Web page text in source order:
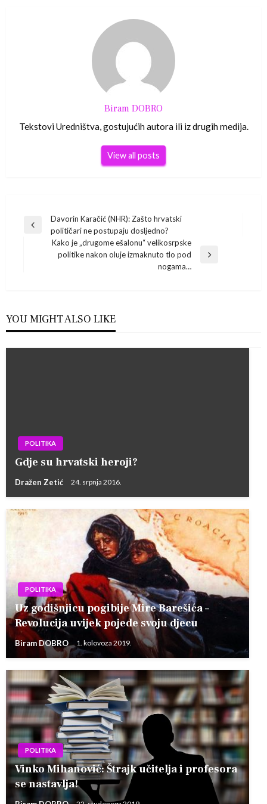
Biram DOBRO
Tekstovi Uredništva, gostujućih autora ili iz drugih medija.
View all posts
Navigacija
objava
Previous
Davorin Karačić (NHR): Zašto hrvatski
političari ne postupaju dosljedno?
Kako je „drugome ešalonu“ velikosrpske
politike nakon oluje izmaknuto tlo pod
nogama…
YOU MIGHT ALSO LIKE
POLITIKA
Gdje su hrvatski heroji?
Dražen Zetić 24. srpnja 2016.
POLITIKA
Uz godišnjicu pogibije Mire Barešića –
Revolucija uvijek pojede svoju djecu
Biram DOBRO 1. kolovoza 2019.
POLITIKA
Vinko Mihanović: Štrajk učitelja i profesora
se nastavlja!